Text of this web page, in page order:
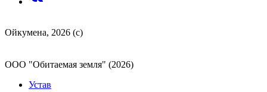
Ойкумена, 2026 (с)
ООО "Обитаемая земля" (2026)
Устав